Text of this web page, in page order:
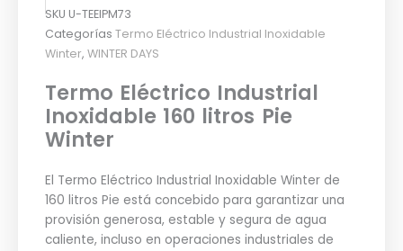
SKU U-TEEIPM73
Categorías Termo Eléctrico Industrial Inoxidable
Winter, WINTER DAYS
Termo Eléctrico Industrial
Inoxidable 160 litros Pie
Winter
El Termo Eléctrico Industrial Inoxidable Winter de
160 litros Pie está concebido para garantizar una
provisión generosa, estable y segura de agua
caliente, incluso en operaciones industriales de